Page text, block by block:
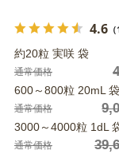
4.6（
約20粒 実咲 袋
通常価格
600～800粒 20mL 袋
通常価格
3000～4000粒 1dL
通常価格